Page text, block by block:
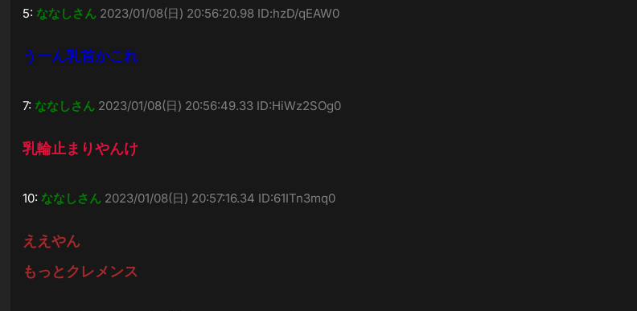
5: ななしさん 2023/01/08(日) 20:56:20.98 ID:hzD/qEAW0
うーん乳首かこれ
7: ななしさん 2023/01/08(日) 20:56:49.33 ID:HiWz2SOg0
乳輪止まりやんけ
10: ななしさん 2023/01/08(日) 20:57:16.34 ID:61ITn3mq0
ええやん
もっとクレメンス